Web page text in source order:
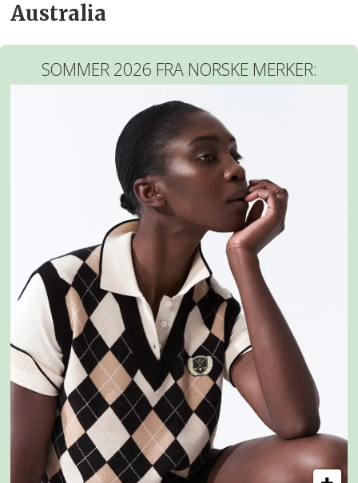
Australia
SOMMER 2026 FRA NORSKE MERKER: